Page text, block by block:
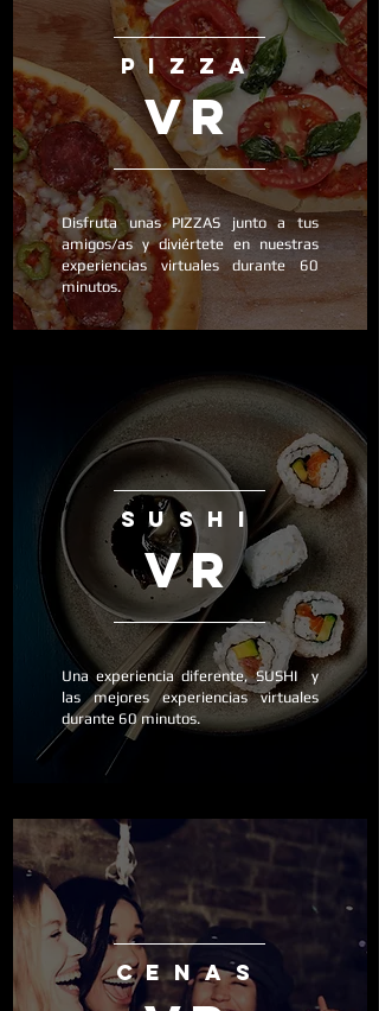
vr
PIZZA
Disfruta unas PIZZAS junto a tus
amigos/as y diviértete en nuestras
experiencias virtuales durante 60
minutos.
vr
sushi
Una experiencia diferente, SUSHI y
las mejores experiencias virtuales
durante 60 minutos.
CENAS